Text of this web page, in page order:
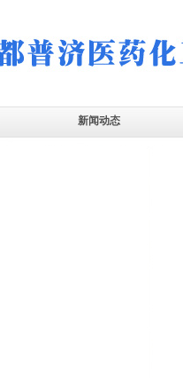
新闻动态